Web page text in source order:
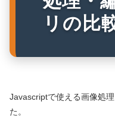
リの比
Javascriptで使える画像処
た。